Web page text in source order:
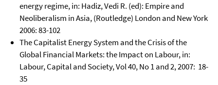
energy regime, in: Hadiz, Vedi R. (ed): Empire and
Neoliberalism in Asia, (Routledge) London and New York
2006: 83-102
The Capitalist Energy System and the Crisis of the
Global Financial Markets: the Impact on Labour, in:
Labour, Capital and Society, Vol 40, No 1 and 2, 2007: 18-
35